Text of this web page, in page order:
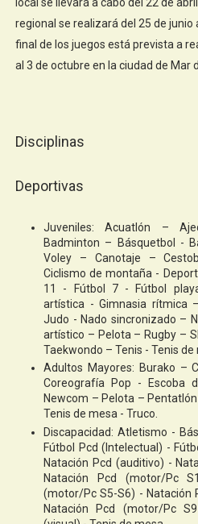
regional se realizará del 25 de junio
final de los juegos está prevista a
al 3 de octubre en la ciudad de Mar
Disciplinas
Deportivas
Juveniles: Acuatlón –
Badminton – Básquetbol -
Voley – Canotaje –
Ciclismo de montaña -
11 - Fútbol 7 - Fútbol
artística - Gimnasia rítmica
Judo - Nado sincronizado –
artístico – Pelota – Rugby –
Taekwondo – Tenis - Tenis de
Adultos Mayores: Burako –
Coreografía Pop - Escoba
Newcom – Pelota –
Tenis de mesa - Truco.
Discapacidad: Atletismo -
Fútbol Pcd (Intelectual) -
Natación Pcd (auditivo) -
Natación Pcd (motor/Pc
(motor/Pc S5-S6) - Natación
Natación Pcd (motor/Pc